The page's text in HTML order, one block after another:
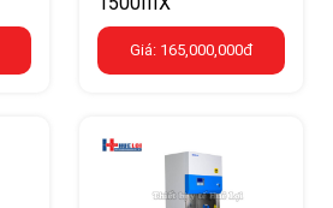
Giá: 165,000,000đ